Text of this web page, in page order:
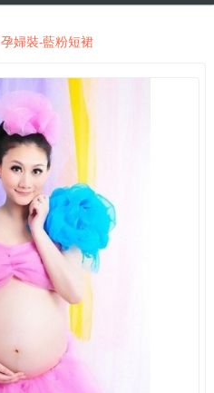
孕婦裝-藍粉短裙